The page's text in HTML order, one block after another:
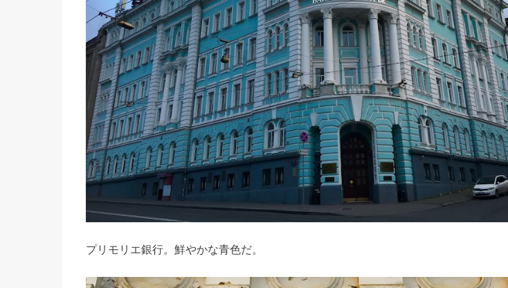
プリモリエ銀行。鮮やかな青色だ。